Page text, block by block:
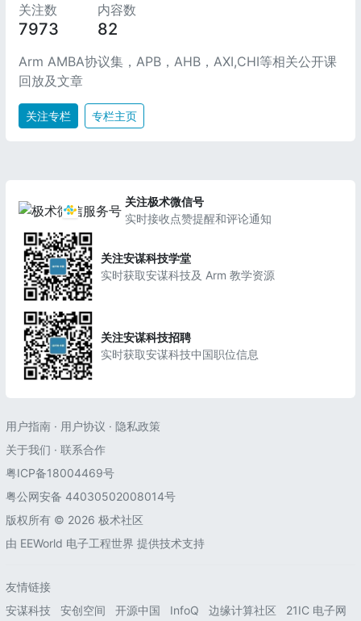
关注数
7973
内容数
82
Arm AMBA协议集，APB，AHB，AXI,CHI等相关公开课
回放及文章
关注专栏 专栏主页
关注极术微信号
实时接收点赞提醒和评论通知
关注安谋科技学堂
实时获取安谋科技及 Arm 教学资源
关注安谋科技招聘
实时获取安谋科技中国职位信息
用户指南 · 用户协议 · 隐私政策
关于我们 · 联系合作
粤ICP备18004469号
粤公网安备 44030502008014号
版权所有 © 2026 极术社区
由 EEWorld 电子工程世界 提供技术支持
友情链接
安谋科技
安创空间 开源中国 InfoQ 边缘计算社区 21IC 电子网